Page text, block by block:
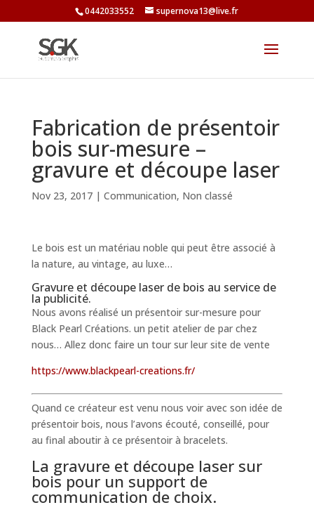
0442033552 supernova13@live.fr
Fabrication de présentoir
bois sur-mesure –
gravure et découpe laser
Nov 23, 2017| Communication, Non classé
Le bois est un matériau noble qui peut être associé à
la nature, au vintage, au luxe…
Gravure et découpe laser de bois au service de
la publicité.
Nous avons réalisé un présentoir sur-mesure pour
Black Pearl Créations. un petit atelier de par chez
nous… Allez donc faire un tour sur leur site de vente
https://www.blackpearl-creations.fr/
Quand ce créateur est venu nous voir avec son idée de
présentoir bois, nous l’avons écouté, conseillé, pour
au final aboutir à ce présentoir à bracelets.
La gravure et découpe laser sur
bois pour un support de
communication de choix.